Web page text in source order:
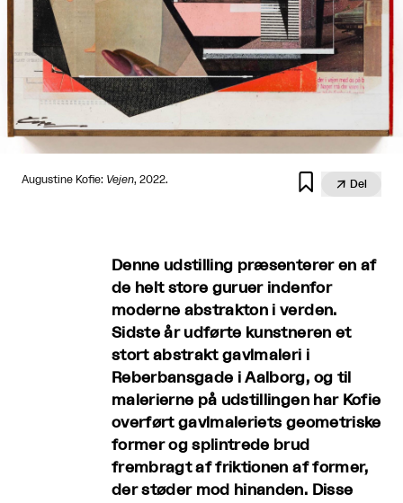
Augustine Kofie: Vejen, 2022.   Del
Denne udstilling præsenterer en af
de helt store guruer indenfor
moderne abstrakton i verden.
Sidste år udførte kunstneren et
stort abstrakt gavlmaleri i
Reberbansgade i Aalborg, og til
malerierne på udstillingen har Kofie
overført gavlmaleriets geometriske
former og splintrede brud
frembragt af friktionen af former,
der støder mod hinanden. Disse